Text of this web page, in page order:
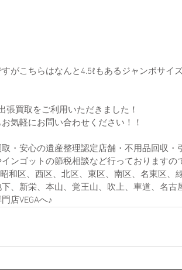
がこちらはなんと4.5ℓもあるジャンボサイ
買取をご利用いただきました！
気軽にお問い合わせください！！
・安心の遺産整理認定店舗・不用品回収・
ンゴットの節税相談など行っておりますの
和区、西区、北区、東区、南区、名東区、
、新栄、本山、覚王山、吹上、車道、名古
店VEGAへ♪